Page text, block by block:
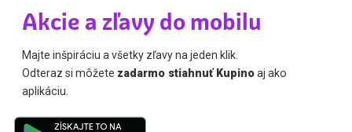
Akcie a zľavy do mobilu
Majte inšpiráciu a všetky zľavy na jeden klik.
Odteraz si môžete zadarmo stiahnuť Kupinoaj ako
aplikáciu.